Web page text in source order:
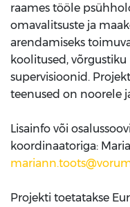
raames tööle
omavalitsuste ja
arendamiseks
koolitused,
supervisioonid.
teenused on noorele
Lisainfo või
koordinaatoriga:
Projekti toetatakse